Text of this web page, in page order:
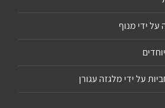
ידי מנוף
על ידי מלגזה עגורן